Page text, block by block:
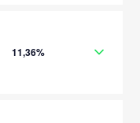
11,36%